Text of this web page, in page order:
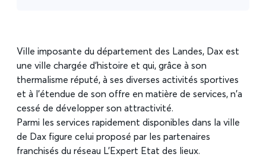
Ville imposante du département des Landes, Dax est
une ville chargée d’histoire et qui, grâce à son
thermalisme réputé, à ses diverses activités sportives
et à l’étendue de son offre en matière de services, n’a
cessé de développer son attractivité.
Parmi les services rapidement disponibles dans la ville
de Dax figure celui proposé par les partenaires
franchisés du réseau L’Expert Etat des lieux.